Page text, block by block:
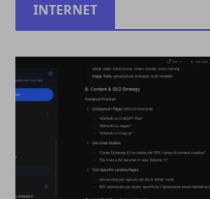
INTERNET